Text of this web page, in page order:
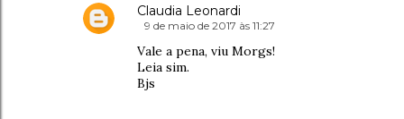
Claudia Leonardi
9 de maio de 2017 às 11:27
Vale a pena, viu Morgs!
Leia sim.
Bjs